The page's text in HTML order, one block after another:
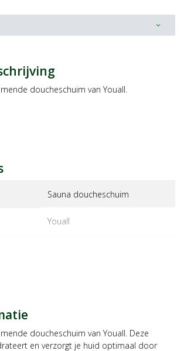
expand_more
doucheschuim van Youall.
Sauna doucheschuim
youall
doucheschuim van Youall. Deze
en verzorgt je huid optimaal door